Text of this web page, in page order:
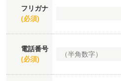
フリガナ
(必須)
電話番号
(必須)